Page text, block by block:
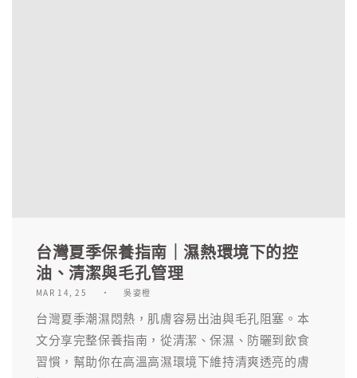
台灣夏季保養指南｜濕熱環境下的控
油、清潔與毛孔管理
MAR 14, 25 吳姿橙
台灣夏季潮濕悶熱，肌膚容易出油與毛孔阻塞。本
文分享完整保養指南，從清潔、保濕、防曬到飲食
習慣，幫助你在高溫高濕環境下維持清爽透亮的膚